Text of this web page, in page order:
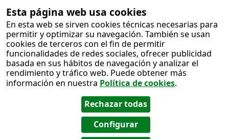
Esta página web usa cookies
En esta web se sirven cookies técnicas necesarias para
permitir y optimizar su navegación. También se usan
cookies de terceros con el fin de permitir
funcionalidades de redes sociales, ofrecer publicidad
basada en sus hábitos de navegación y analizar el
rendimiento y tráfico web. Puede obtener más
información en nuestra Política de cookies.